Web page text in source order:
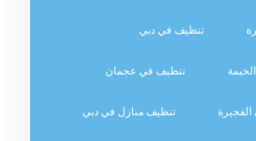
تنظيف في دبي
تنظيف في عجمان
تنظيف منازل في دبي